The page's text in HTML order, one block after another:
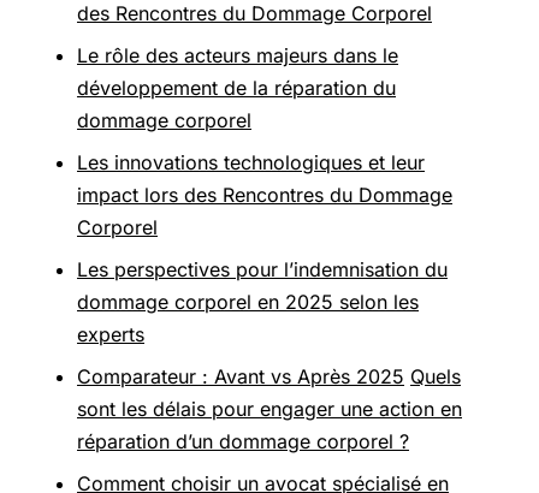
des Rencontres du Dommage Corporel
Le rôle des acteurs majeurs dans le
développement de la réparation du
dommage corporel
Les innovations technologiques et leur
impact lors des Rencontres du Dommage
Corporel
Les perspectives pour l’indemnisation du
dommage corporel en 2025 selon les
experts
Comparateur : Avant vs Après 2025 Quels
sont les délais pour engager une action en
réparation d’un dommage corporel ?
Comment choisir un avocat spécialisé en